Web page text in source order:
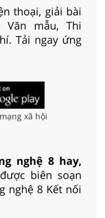
thoại, giải bài
Văn mẫu, Thi
Tải ngay ứng
xã hội
nghệ 8 hay,
biên soạn
nghệ 8 Kết nối